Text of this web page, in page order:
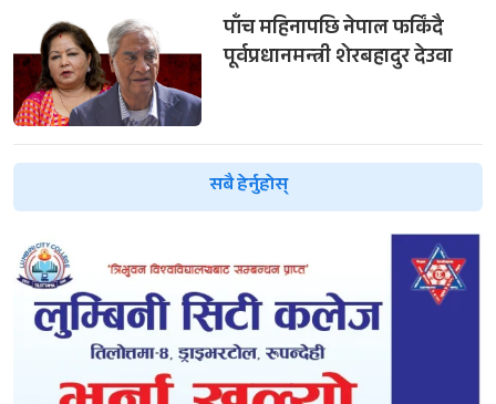
पाँच महिनापछि नेपाल फर्किंदै
पूर्वप्रधानमन्त्री शेरबहादुर देउवा
सबै हेर्नुहोस्